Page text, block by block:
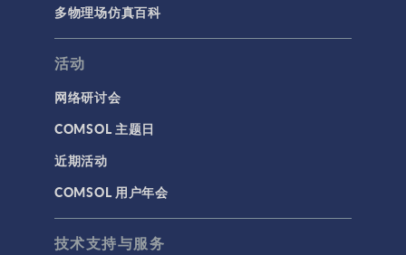
多物理场仿真百科
活动
网络研讨会
COMSOL 主题日
近期活动
COMSOL 用户年会
技术支持与服务